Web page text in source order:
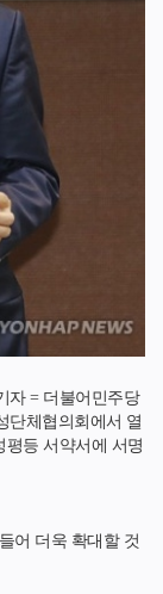
자 = 더불어민주당
단체협의회에서 열
평등 서약서에 서명
어 더욱 확대할 것